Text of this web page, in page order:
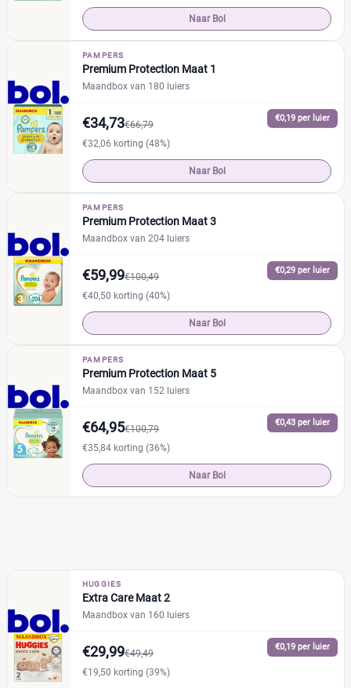
€
Soort
Babyluier (32)
Luierbroekje
(11)
Zwemluier (3)
Verpakking
Maandbox (51)
Standaard pak (16)
Voordeelpak
Voorraadbox
0
(4)
(0)
+26 meer
Kenmerk
Milieuvriendelijk
Naar Bol
PAMPERS
Premium Protection Maat 1
Maandbox van 180 luiers
€0,19 per luier
€34,73€66,79
€32,06 korting (48%)
Naar Bol
PAMPERS
Premium Protection Maat 3
Maandbox van 204 luiers
€0,29 per luier
€59,99€100,49
€40,50 korting (40%)
Naar Bol
PAMPERS
Premium Protection Maat 5
Maandbox van 152 luiers
€0,43 per luier
€64,95€100,79
€35,84 korting (36%)
Naar Bol
HUGGIES
Extra Care Maat 2
Maandbox van 160 luiers
€0,19 per luier
€29,99€49,49
€19,50 korting (39%)